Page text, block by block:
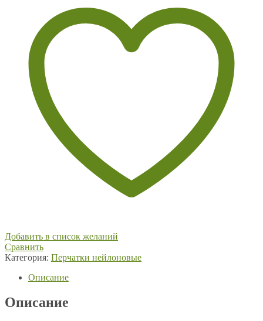
Добавить в список желаний
Сравнить
Категория: Перчатки нейлоновые
Описание
Описание